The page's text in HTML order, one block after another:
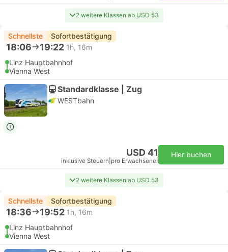
2 weitere Klassen ab USD 53
Schnellste Sofortbestätigung
18:06 19:22 1h, 16m
Linz Hauptbahnhof
Vienna West
Standardklasse | Zug
WESTbahn
USD 41
inklusive Steuern pro Erwachsener
Hier buchen
2 weitere Klassen ab USD 53
Schnellste Sofortbestätigung
18:36 19:52 1h, 16m
Linz Hauptbahnhof
Vienna West